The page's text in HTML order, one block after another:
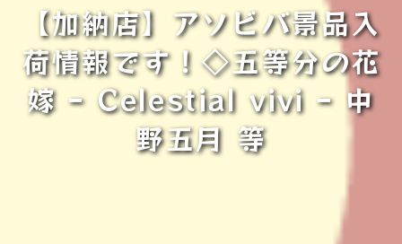
【加納店】アソビバ景品入
荷情報です！◇五等分の花
嫁 ｰ Celestial vivi ｰ 中
野五月 等